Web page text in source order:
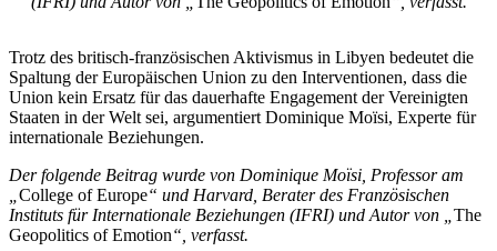
Trotz des britisch-französischen Aktivismus in Libyen bedeutet die
Spaltung der Europäischen Union zu den Interventionen, dass die
Union kein Ersatz für das dauerhafte Engagement der Vereinigten
Staaten in der Welt sei, argumentiert Dominique Moïsi, Experte für
internationale Beziehungen.
Der folgende Beitrag wurde von Dominique Moïsi, Professor am
College of Europe“ und Harvard, Berater des Französischen
Instituts für Internationale Beziehungen (IFRI) und Autor von „ The
Geopolitics of Emotion“, verfasst.